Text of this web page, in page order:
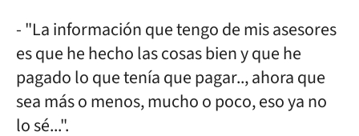
- "La información que tengo de mis asesores
es que he hecho las cosas bien y que he
pagado lo que tenía que pagar.., ahora que
sea más o menos, mucho o poco, eso ya no
lo sé...".